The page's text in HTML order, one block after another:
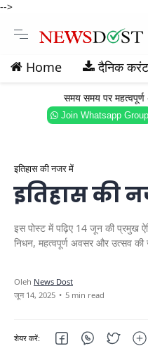
-->
Home दैनिक
समय समय पर
Join Whatsapp Group
इतिहास की नजर में
इतिहास की
इस पोस्ट में पढ़िए 14 जून की प्रमुख
निधन, महत्वपूर्ण अवसर और उत्सव की
5 min read